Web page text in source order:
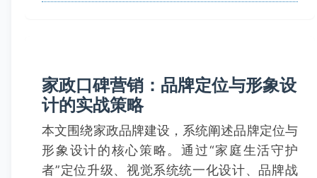
家政口碑营销：品牌定位与形象设
计的实战策略
本文围绕家政品牌建设，系统阐述品牌定位与
形象设计的核心策略。通过“家庭生活守护
者”定位升级、视觉系统统一化设计、品牌战